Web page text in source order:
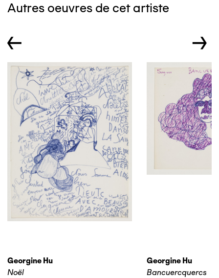
Autres oeuvres de cet artiste
← →
Georgine Hu
Noël
Georgine Hu
Bancuercquercs